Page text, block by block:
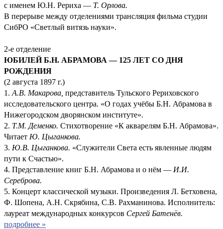
с именем Ю.Н. Рериха — Т. Орлова.
В перерыве между отделениями трансляция фильма студии
СибРО «Светлый витязь науки».
2-е отделение
ЮБИЛЕЙ Б.Н. АБРАМОВА — 125 ЛЕТ СО ДНЯ
РОЖДЕНИЯ
(2 августа 1897 г.)
1. А.В. Макарова, представитель Тульского Рериховского
исследовательского центра. «О годах учёбы Б.Н. Абрамова в
Нижегородском дворянском институте».
2. Т.М. Деменко. Стихотворение «К акварелям Б.Н. Абрамова».
Читает Ю. Цыганкова.
3. Ю.В. Цыганкова. «Служители Света есть явленные людям
пути к Счастью».
4. Представление книг Б.Н. Абрамова и о нём — И.И.
Сереброва.
5. Концерт классической музыки. Произведения Л. Бетховена,
Ф. Шопена, А.Н. Скрябина, С.В. Рахманинова. Исполнитель:
лауреат международных конкурсов Сергей Батенёв.
подробнее »